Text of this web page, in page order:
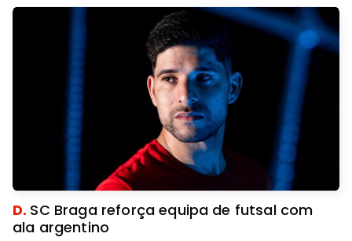
D. SC Braga reforça equipa de futsal com
ala argentino